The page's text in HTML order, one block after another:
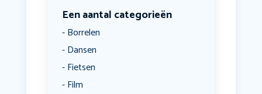
Een aantal categorieën
Borrelen
Dansen
Fietsen
Film